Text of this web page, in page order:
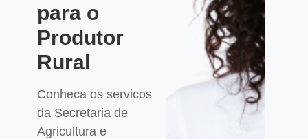
para o
Produtor
Rural
Conheca os servicos
da Secretaria de
Agricultura e